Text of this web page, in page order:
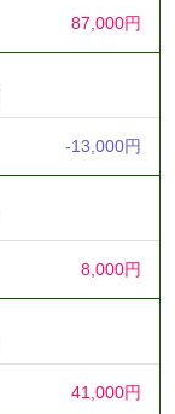
87,000円
-13,000円
8,000円
41,000円